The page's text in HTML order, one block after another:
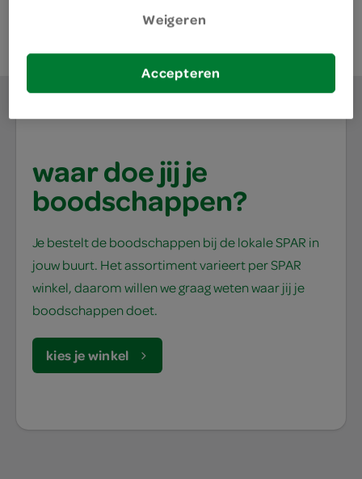
waar doe jij je
boodschappen?
Je bestelt de boodschappen bij de lokale SPAR in
jouw buurt. Het assortiment varieert per SPAR
winkel, daarom willen we graag weten waar jij je
boodschappen doet.
kies je winkel
Weigeren
Accepteren